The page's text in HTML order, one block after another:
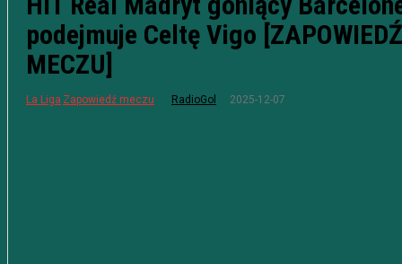
podejmuje Celtę Vigo [ZAPOWIEDŹ
MECZU]
La Liga Zapowiedź meczu RadioGol 2025-12-07